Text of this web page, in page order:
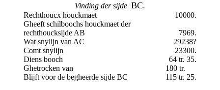
Vinding der sijde BC.
Rechthoucx houckmaet
10000.
Gheeft schilboochs houckmaet der
rechthoucksijde AB
7969.
Wat snylijn van AC
29238?
Comt snylijn
23300.
Diens booch
64 tr. 35.
Ghetrocken van
180 tr.
Blijft voor de begheerde sijde BC
115 tr. 25.